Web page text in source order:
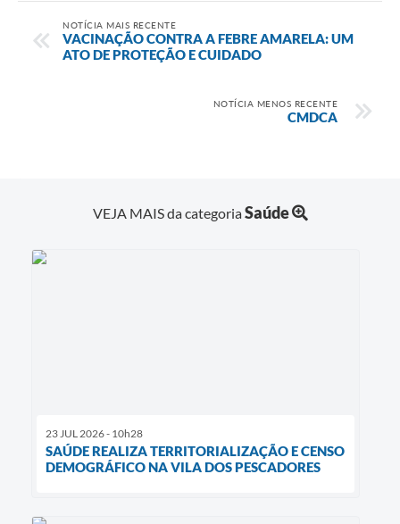
NOTÍCIA MAIS RECENTE
VACINAÇÃO CONTRA A FEBRE AMARELA: UM
ATO DE PROTEÇÃO E CUIDADO
NOTÍCIA MENOS RECENTE
CMDCA
VEJA MAIS da categoriaSaúde
23 JUL 2026 - 10h28
SAÚDE REALIZA TERRITORIALIZAÇÃO E CENSO
DEMOGRÁFICO NA VILA DOS PESCADORES